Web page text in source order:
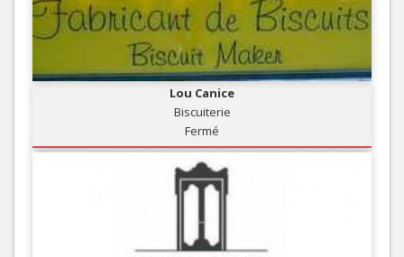
Lou Canice
Biscuiterie
Fermé